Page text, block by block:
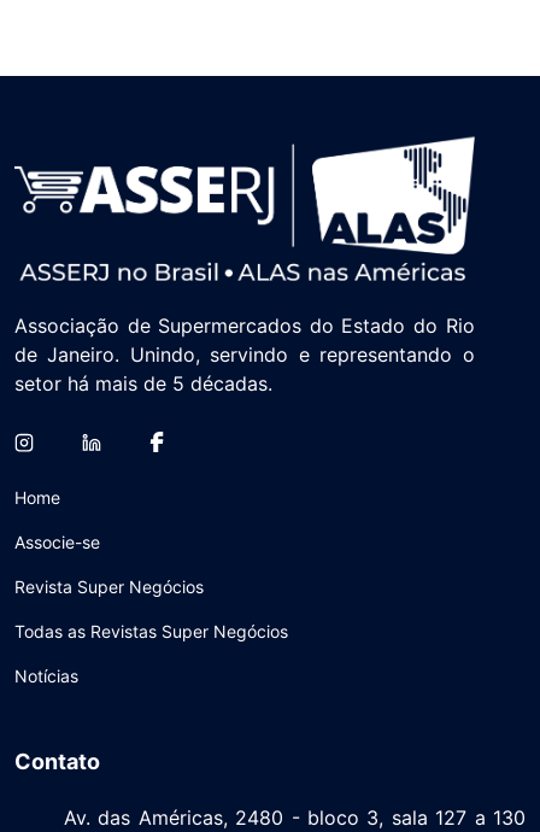
Associação de Supermercados do Estado do Rio
de Janeiro. Unindo, servindo e representando o
setor há mais de 5 décadas.
Home
Associe-se
Revista Super Negócios
Todas as Revistas Super Negócios
Notícias
Contato
Av. das Américas, 2480 - bloco 3, sala 127 a 130